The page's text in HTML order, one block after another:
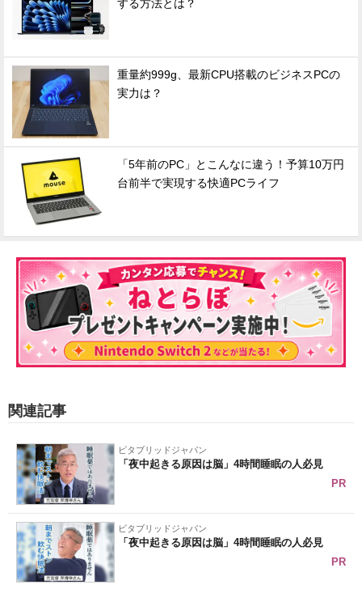
する方法とは？
重量約999g、最新CPU搭載のビジネスPCの
実力は？
「5年前のPC」とこんなに違う！予算10万円
台前半で実現する快適PCライフ
関連記事
ビタブリッドジャパン
「夜中起きる原因は脳」4時間睡眠の人必見
PR
ビタブリッドジャパン
「夜中起きる原因は脳」4時間睡眠の人必見
PR